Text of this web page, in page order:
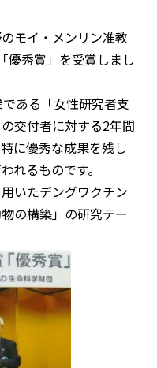
モイ・メンリン准教
優秀賞」を受賞しまし
ある「女性研究者支
交付者に対する2年間
に優秀な成果を残し
れるものです。
いたデングワクチン
の構築」の研究テー